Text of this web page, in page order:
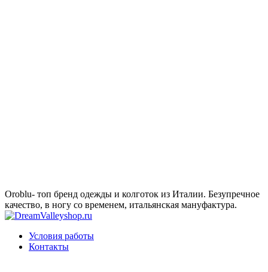
Oroblu- топ бренд одежды и колготок из Италии. Безупречное
качество, в ногу со временем, итальянская мануфактура.
Условия работы
Контакты